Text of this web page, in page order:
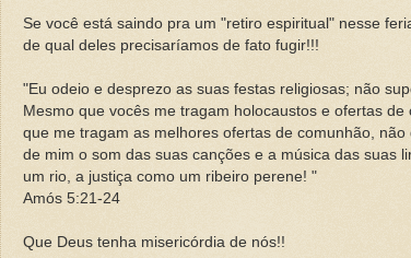
Se você está saindo pra um "retiro espiritual" nesse
de qual deles precisaríamos de fato fugir!!!
"Eu odeio e desprezo as suas festas religiosas; não
Mesmo que vocês me tragam holocaustos e ofertas
que me tragam as melhores ofertas de comunhão,
de mim o som das suas canções e a música das suas
um rio, a justiça como um ribeiro perene! "
Amós 5:21-24
Que Deus tenha misericórdia de nós!!